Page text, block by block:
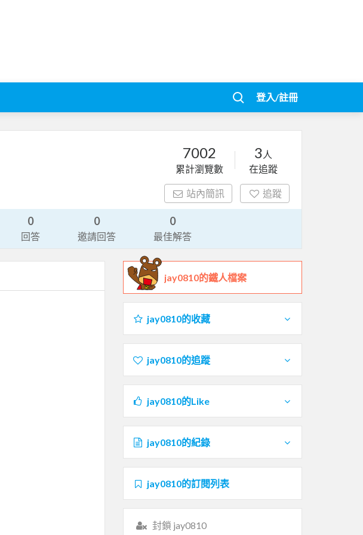
登入/註冊
7002
累計瀏覽數
3 人
在追蹤
站內簡訊 追蹤
0
回答
0
邀請回答
0
最佳解答
jay0810的鐵人檔案
jay0810的收藏
jay0810的追蹤
jay0810的Like
jay0810的紀錄
jay0810的訂閱列表
封鎖 jay0810